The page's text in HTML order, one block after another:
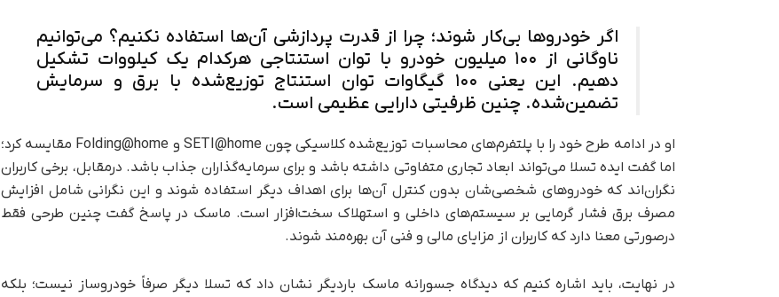
اگر خودروها بی‌کار شوند؛ چرا از قدرت پردازشی آن‌ها استفاده نکنیم؟ می‌توانیم
ناوگانی از ۱۰۰ میلیون خودرو با توان استنتاجی هرکدام یک کیلووات تشکیل
دهیم. این یعنی ۱۰۰ گیگاوات توان استنتاج توزیع‌شده با برق و سرمایش
تضمین‌شده. چنین ظرفیتی دارایی عظیمی است.
او در ادامه طرح خود را با پلتفرم‌های محاسبات توزیع‌شده کلاسیکی چون SETI@home و Folding@home مقایسه کرد؛
اما گفت ایده تسلا می‌تواند ابعاد تجاری متفاوتی داشته باشد و برای سرمایه‌گذاران جذاب باشد. درمقابل، برخی کاربران
نگران‌اند که خودروهای شخصی‌شان بدون کنترل آن‌ها برای اهداف دیگر استفاده شوند و این نگرانی شامل افزایش
مصرف برق فشار گرمایی بر سیستم‌های داخلی و استهلاک سخت‌افزار است. ماسک در پاسخ گفت چنین طرحی فقط
درصورتی معنا دارد که کاربران از مزایای مالی و فنی آن بهره‌مند شوند.
در نهایت، باید اشاره کنیم که دیدگاه جسورانه ماسک باردیگر نشان داد که تسلا دیگر صرفاً خودروساز نیست؛ بلکه